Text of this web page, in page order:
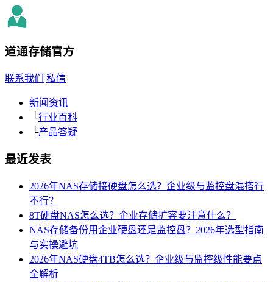
道通存储官方
联系我们 私信
新闻资讯
└行业百科
└产品答疑
最近发表
2026年NAS存储接硬盘怎么选？企业级与监控盘混搭行
不行？
8T硬盘NAS怎么选？企业存储扩容要注意什么？
NAS存储备份用企业硬盘还是监控盘？2026年选型指南
与实操避坑
2026年NAS硬盘4TB怎么选？企业级与监控级性能要点
全解析